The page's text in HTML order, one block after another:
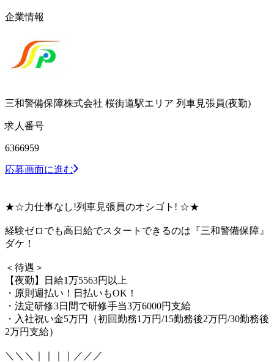
企業情報
三和警備保障株式会社 桜街道駅エリア 列車見張員(夜勤)
求人番号
6366959
応募画面に進む
★☆力仕事なし!列車見張員のオシゴト! ☆★
経験ゼロでも高日給でスタートできるのは『三和警備保障』
ダケ！
＜待遇＞
【夜勤】日給1万5563円以上
・原則週払い！日払いもOK！
・法定研修3日間で研修手当3万6000円支給
・入社祝い金5万円（初回勤務1万円/15勤務後2万円/30勤務後
2万円支給）
＼＼＼｜｜｜｜／／／